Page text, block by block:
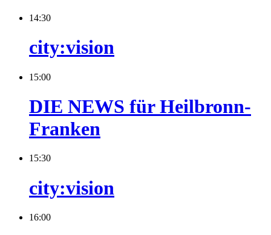
14:30
city:vision
15:00
DIE NEWS für Heilbronn-
Franken
15:30
city:vision
16:00